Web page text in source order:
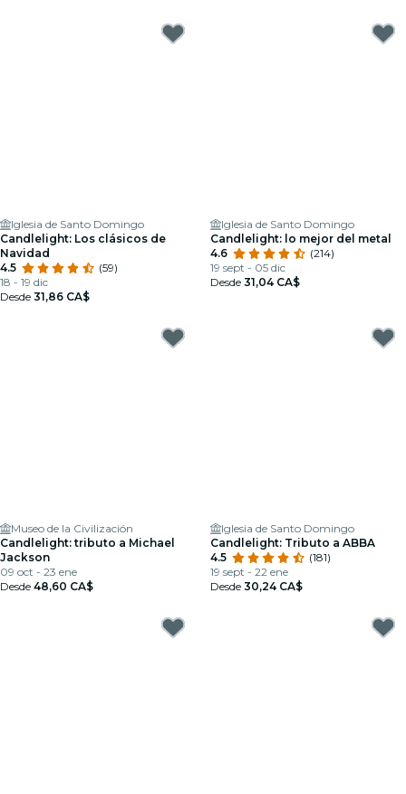
Iglesia de Santo Domingo
Candlelight: Los clásicos de
Navidad
4.5
(59)
18 - 19 dic
Desde 31,86 CA$
Iglesia de Santo Domingo
Candlelight: lo mejor del metal
4.6
(214)
19 sept - 05 dic
Desde 31,04 CA$
Museo de la Civilización
Candlelight: tributo a Michael
Jackson
09 oct - 23 ene
Desde 48,60 CA$
Iglesia de Santo Domingo
Candlelight: Tributo a ABBA
4.5
(181)
19 sept - 22 ene
Desde 30,24 CA$